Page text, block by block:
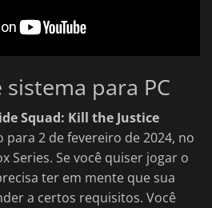
para PC
Squad: Kill the Justice
para 2 de fevereiro de 2024, no
Series. Se você quiser jogar o
ter em mente que sua
a certos requisitos. Você